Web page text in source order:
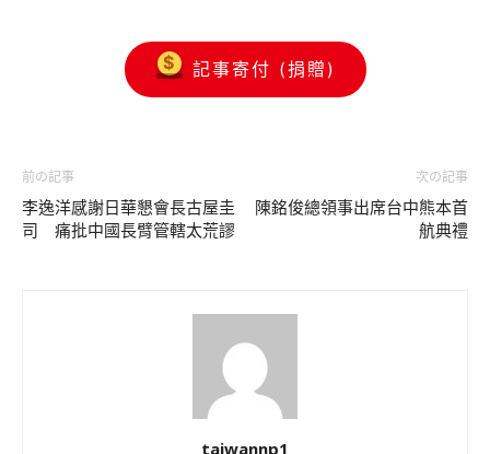
記事寄付 (捐贈)
前の記事
李逸洋感謝日華懇會長古屋圭
司 痛批中國長臂管轄太荒謬
次の記事
陳銘俊總領事出席台中熊本首
航典禮
taiwannp1